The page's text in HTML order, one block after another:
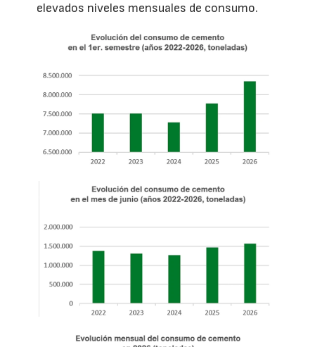
elevados niveles mensuales de consumo.